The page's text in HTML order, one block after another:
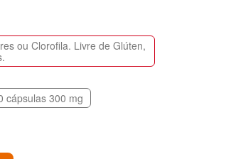
ou Clorofila. Livre de Glúten,
cápsulas 300 mg